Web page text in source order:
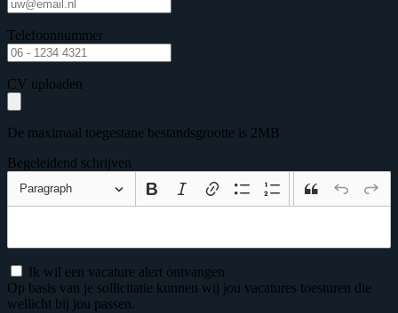
Telefoonnummer
CV uploaden
De maximaal toegestane bestandsgrootte is 2MB
Begeleidend schrijven
Paragraph
Ik wil een vacature alert ontvangen
Op basis van je sollicitatie kunnen wij jou vacatures toesturen die
wellicht bij jou passen.